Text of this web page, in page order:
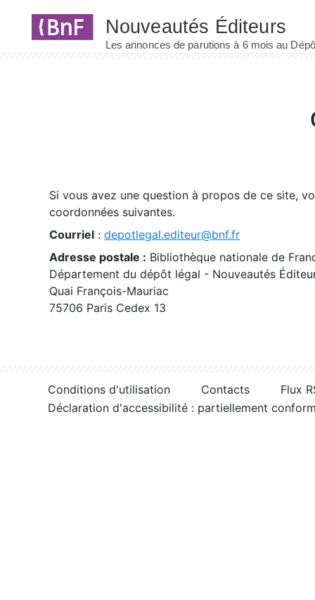
Si vous avez une question à propos de ce site,
coordonnées suivantes.
Courriel : depotlegal.editeur@bnf.fr
Adresse postale : Bibliothèque nationale de
Département du dépôt légal - Nouveautés
Quai François-Mauriac
75706 Paris Cedex 13
Conditions d'utilisation Contacts
Flux
Déclaration d'accessibilité : partiellement